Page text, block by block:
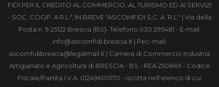
FIDI PER IL CREDITO AL COMMERCIO, AL TURISMO ED AI SERVIZI
- SOC. COOP. A R.L.", IN BREVE "ASCOMFIDI S.C. A .R.L." | Via della
Posta n. 9 25122 Brescia (BS)- Telefono 030 295481 - E-mail:
info@ascomfidi.brescia.it | Pec-mail:
ascomfidibrescia@legalmail.it | Camera di Commercio Industria
Artigianato e Agricoltura di BRESCIA - BS - REA 250849 - Codice
Fiscale/Partita I.V.A. 01249600170 - iscritta nell'elenco di cui